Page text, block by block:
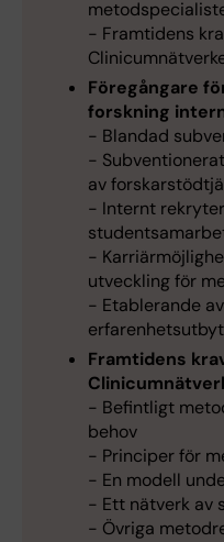
- Framtidens
Föregångare
forskning
- Blandad
-
av
- Internt
-
utveckling för
- Etablerande
Framtidens
- Befintligt
behov
- Principer för
- En modell
- Ett nätverk av
- Övriga